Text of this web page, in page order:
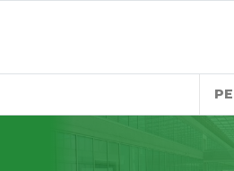
Query